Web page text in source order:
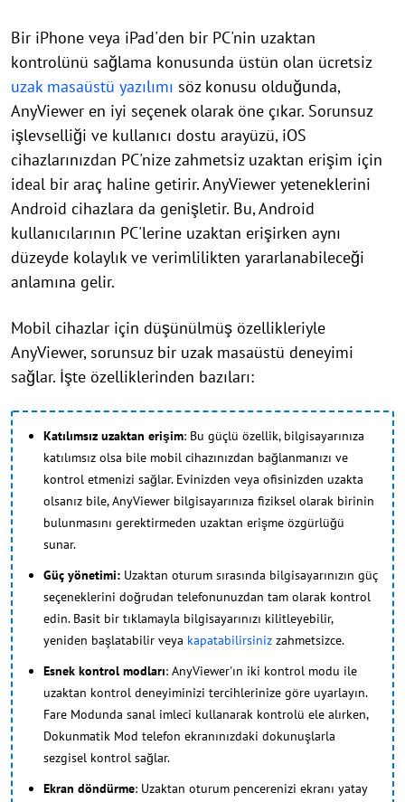
Bir iPhone veya iPad'den bir PC'nin uzaktan
kontrolünü sağlama konusunda üstün olan ücretsiz
uzak masaüstü yazılımı söz konusu olduğunda,
AnyViewer en iyi seçenek olarak öne çıkar. Sorunsuz
işlevselliği ve kullanıcı dostu arayüzü, iOS
cihazlarınızdan PC'nize zahmetsiz uzaktan erişim için
ideal bir araç haline getirir. AnyViewer yeteneklerini
Android cihazlara da genişletir. Bu, Android
kullanıcılarının PC'lerine uzaktan erişirken aynı
düzeyde kolaylık ve verimlilikten yararlanabileceği
anlamına gelir.
Mobil cihazlar için düşünülmüş özellikleriyle
AnyViewer, sorunsuz bir uzak masaüstü deneyimi
sağlar. İşte özelliklerinden bazıları:
Katılımsız uzaktan erişim: Bu güçlü özellik, bilgisayarınıza
katılımsız olsa bile mobil cihazınızdan bağlanmanızı ve
kontrol etmenizi sağlar. Evinizden veya ofisinizden uzakta
olsanız bile, AnyViewer bilgisayarınıza fiziksel olarak birinin
bulunmasını gerektirmeden uzaktan erişme özgürlüğü
sunar.
Güç yönetimi: Uzaktan oturum sırasında bilgisayarınızın güç
seçeneklerini doğrudan telefonunuzdan tam olarak kontrol
edin. Basit bir tıklamayla bilgisayarınızı kilitleyebilir,
yeniden başlatabilir veya kapatabilirsiniz zahmetsizce.
Esnek kontrol modları: AnyViewer'ın iki kontrol modu ile
uzaktan kontrol deneyiminizi tercihlerinize göre uyarlayın.
Fare Modunda sanal imleci kullanarak kontrolü ele alırken,
Dokunmatik Mod telefon ekranınızdaki dokunuşlarla
sezgisel kontrol sağlar.
Ekran döndürme: Uzaktan oturum pencerenizi ekranı yatay